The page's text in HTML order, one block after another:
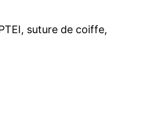
suture de coiffe,